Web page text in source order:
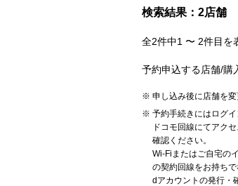
検索結果：2店舗
全2件中1 〜 2件目を
予約申込する店舗/購
申し込み後に店舗を変
予約手続きにはログイ
ドコモ回線にてアク
確認ください。
Wi-Fiまたはご自宅の
の契約回線をお持ち
dアカウントの発行・